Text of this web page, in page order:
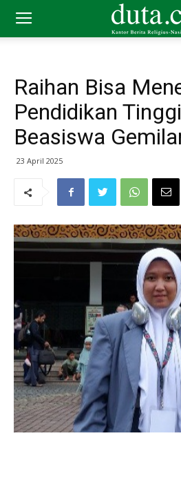
Raihan Bisa
Pendidikan
Beasiswa
23 April 2025